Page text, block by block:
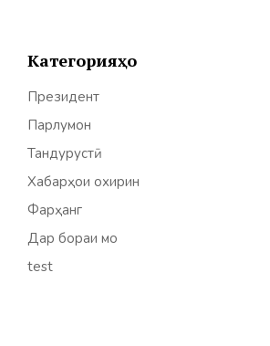
Категорияҳо
Президент
Парлумон
Тандурустӣ
Хабарҳои охирин
Фарҳанг
Дар бораи мо
test